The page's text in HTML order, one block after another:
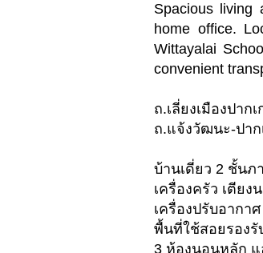
Spacious living
home office.
Wittayalai
convenient
ถ.เลี่ยงเมืองปากเ
ถ.แจ้งวัฒนะ-ปาก
บ้านเดี่ยว 2 ชั้นภ
เครื่องครัว เตียง
เครื่องปรับอากา
พื้นที่ใช้สอยรอง
3 ห้องนอนหลัก